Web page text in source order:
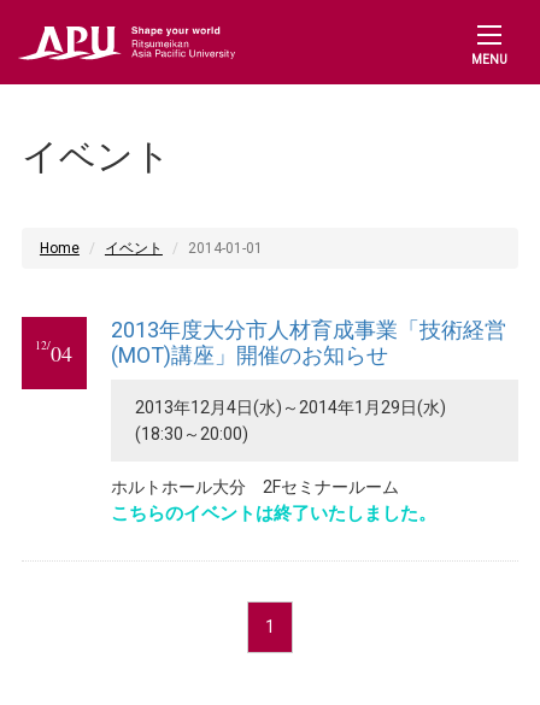
MENU
イベント
Home イベント 2014-01-01
12/04
2013年度大分市人材育成事業「技術経営
(MOT)講座」開催のお知らせ
2013年12月4日(水)～2014年1月29日(水)
(18:30～20:00)
ホルトホール大分 2Fセミナールーム
こちらのイベントは終了いたしました。
1